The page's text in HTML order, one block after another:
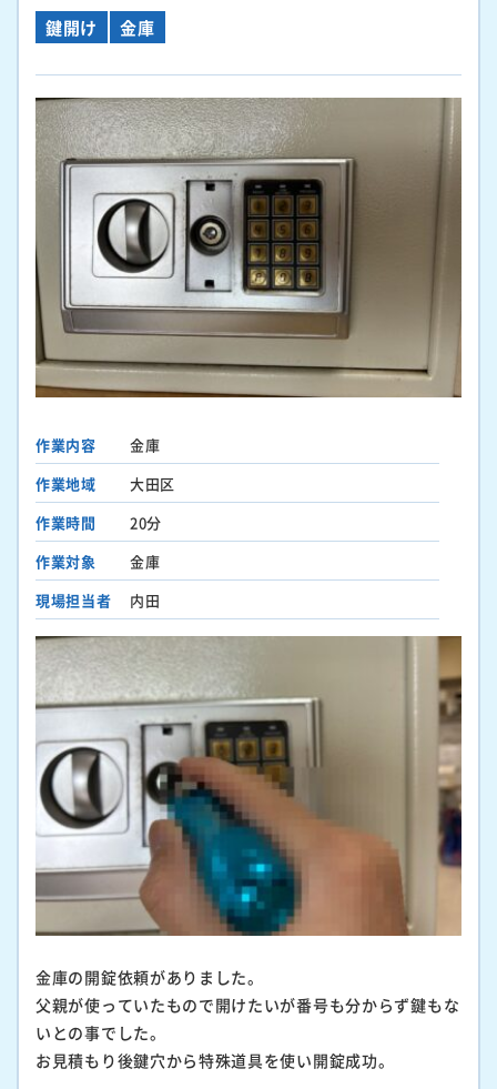
鍵開け 金庫
作業内容
金庫
作業地域
大田区
作業時間
20分
作業対象
金庫
現場担当者
内田
金庫の開錠依頼がありました。
父親が使っていたもので開けたいが番号も分からず鍵もな
いとの事でした。
お見積もり後鍵穴から特殊道具を使い開錠成功。